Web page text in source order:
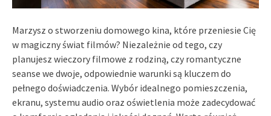
Marzysz o stworzeniu domowego kina, które przeniesie Cię
w magiczny świat filmów? Niezależnie od tego, czy
planujesz wieczory filmowe z rodziną, czy romantyczne
seanse we dwoje, odpowiednie warunki są kluczem do
pełnego doświadczenia. Wybór idealnego pomieszczenia,
ekranu, systemu audio oraz oświetlenia może zadecydować